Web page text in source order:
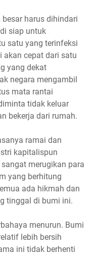
harus dihindari
siap untuk
satu yang terinfeksi
akan cepat dari satu
yang dekat
negara mengambil
mata rantai
tidak keluar
bekerja dari rumah.
ramai dan
kapitalispun
merugikan para
yang berhitung
ada hikmah dan
tinggal di bumi ini.
menurun. Bumi
lebih bersih
ini tidak berhenti